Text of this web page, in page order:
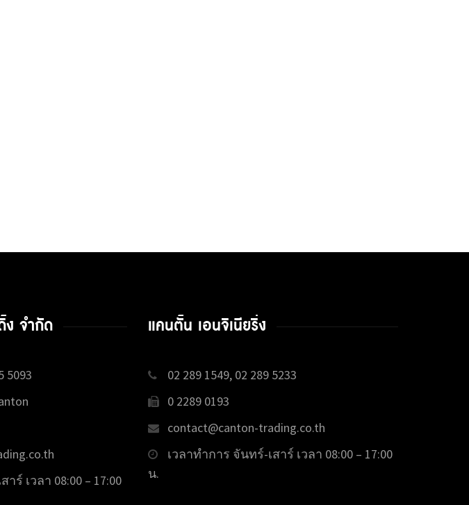
ง จำกัด
5093
ร์ เวลา 08:00 – 17:00
แคนตั้น เอนจิเนียริ่ง
02 289 1549, 02 289 5233
0 2289 0193
contact@canton-trading.co.th
เวลาทำการ จันทร์-เสาร์ เวลา 08:00 – 17:00
น.